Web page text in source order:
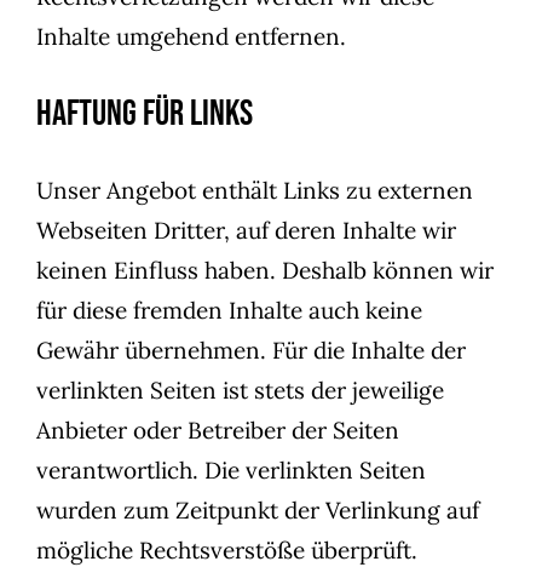
Inhalte umgehend entfernen.
Haftung für Links
Unser Angebot enthält Links zu externen
Webseiten Dritter, auf deren Inhalte wir
keinen Einfluss haben. Deshalb können wir
für diese fremden Inhalte auch keine
Gewähr übernehmen. Für die Inhalte der
verlinkten Seiten ist stets der jeweilige
Anbieter oder Betreiber der Seiten
verantwortlich. Die verlinkten Seiten
wurden zum Zeitpunkt der Verlinkung auf
mögliche Rechtsverstöße überprüft.